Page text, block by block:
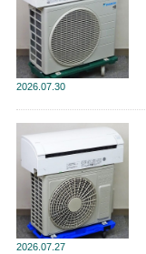
2026 07.30
2026 07.27